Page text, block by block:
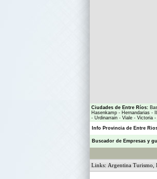
Ciudades de Entre Ríos:
Hasenkamp - Hernandarias -
- Urdinarrain - Viale - Victoria -
Info Provincia de Entre
Buscador de Empresas y
Links: Argentina Turismo